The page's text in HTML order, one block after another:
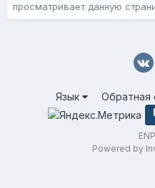
просматривает данную
Язык Обратная
Powered by